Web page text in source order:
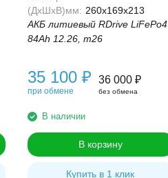
(ДхШхВ)мм: 260x169x213
АКБ литиевый RDrive LiFePo4
84Ah 12.26, m26
35 100 ₽
при обмене
36 000 ₽
без обмена
В наличии
В корзину
Купить в 1 клик